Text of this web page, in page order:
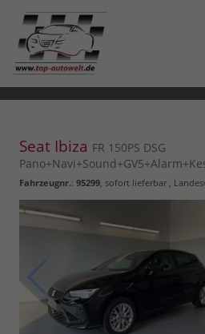
Seat Ibiza FR 150PS DSG
Fahrzeugnr.: 95299 sofort lieferbar ,